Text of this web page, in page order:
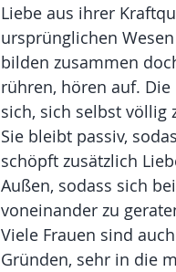
Liebe aus ihrer
ursprünglichen
bilden zusammen
rühren, hören auf.
sich, sich selbst völlig
Sie bleibt passiv,
schöpft zusätzlich
Außen, sodass sich
voneinander zu
Viele Frauen sind
Gründen, sehr in die